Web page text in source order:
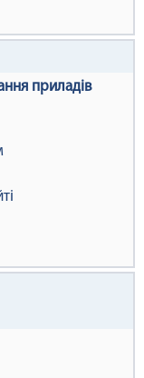
приладів